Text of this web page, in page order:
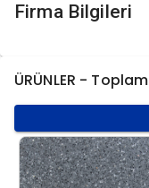
Firma Bilgileri
ÜRÜNLER - Toplam